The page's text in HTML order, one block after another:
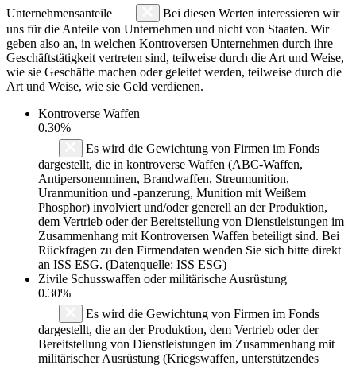
Unternehmensanteile
Bei diesen Werten interessieren wir
uns für die Anteile von Unternehmen und nicht von Staaten. Wir
geben also an, in welchen Kontroversen Unternehmen durch ihre
Geschäftstätigkeit vertreten sind, teilweise durch die Art und Weise,
wie sie Geschäfte machen oder geleitet werden, teilweise durch die
Art und Weise, wie sie Geld verdienen.
Kontroverse Waffen
0.30%
Es wird die Gewichtung von Firmen im Fonds
dargestellt, die in kontroverse Waffen (ABC-Waffen,
Antipersonenminen, Brandwaffen, Streumunition,
Uranmunition und -panzerung, Munition mit Weißem
Phosphor) involviert und/oder generell an der Produktion,
dem Vertrieb oder der Bereitstellung von Dienstleistungen im
Zusammenhang mit Kontroversen Waffen beteiligt sind. Bei
Rückfragen zu den Firmendaten wenden Sie sich bitte direkt
an ISS ESG. (Datenquelle: ISS ESG)
Zivile Schusswaffen oder militärische Ausrüstung
0.30%
Es wird die Gewichtung von Firmen im Fonds
dargestellt, die an der Produktion, dem Vertrieb oder der
Bereitstellung von Dienstleistungen im Zusammenhang mit
militärischer Ausrüstung (Kriegswaffen, unterstützendes